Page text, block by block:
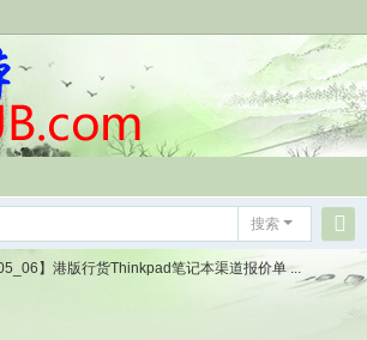
搜索
索
】港版行货Thinkpad笔记本渠道报价单 ...